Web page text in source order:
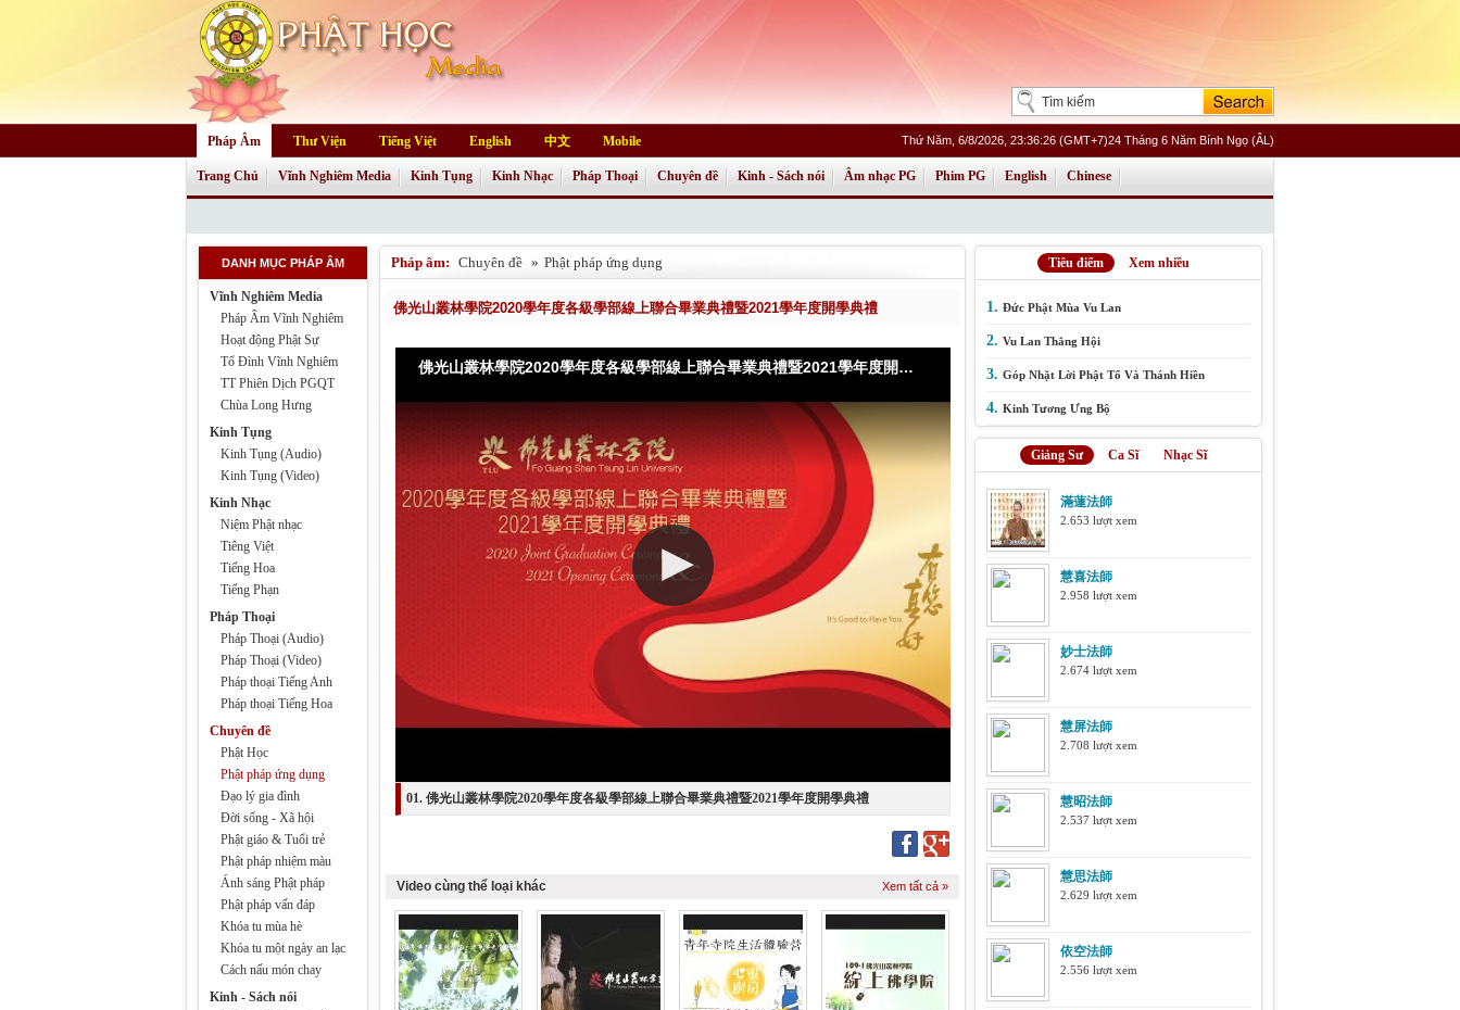
Pháp Âm Thư Viện Tiếng Việt English 中文 Mobile Thứ Năm, 6/8/2026, 23:36:26 (GMT+7)24 Tháng 6 Năm Bính Ngọ (ÂL)
Trang Chủ Vĩnh Nghiêm Media Kinh Tụng Kinh Nhạc Pháp Thoại Chuyên đề Kinh - Sách nói Âm nhạc PG Phim PG English Chinese
DANH MỤC PHÁP ÂM
Vĩnh Nghiêm Media
Pháp Âm Vĩnh Nghiêm
Hoạt động Phật Sự
Tổ Đình Vĩnh Nghiêm
TT Phiên Dịch PGQT
Chùa Long Hưng
Kinh Tụng
Kinh Tụng (Audio)
Kinh Tụng (Video)
Kinh Nhạc
Niệm Phật nhạc
Tiêng Việt
Tiếng Hoa
Tiếng Phạn
Pháp Thoại
Pháp Thoại (Audio)
Pháp Thoại (Video)
Pháp thoại Tiếng Anh
Pháp thoại Tiếng Hoa
Chuyên đề
Phật Học
Phật pháp ứng dụng
Đạo lý gia đình
Đời sống - Xã hội
Phật giáo & Tuổi trẻ
Phật pháp nhiệm màu
Ánh sáng Phật pháp
Phật pháp vấn đáp
Khóa tu mùa hè
Khóa tu một ngày an lạc
Cách nấu món chay
Kinh - Sách nói
Pháp âm: Chuyên đề » Phật pháp ứng dụng
佛光山叢林學院2020學年度各級學部線上聯合畢業典禮暨2021學年度開學典禮
佛光山叢林學院2020學年度各級學部線上聯合畢業典禮暨2021學年度開學典禮
01. 佛光山叢林學院2020學年度各級學部線上聯合畢業典禮暨2021學年度開學典禮
Video cùng thể loại khác Xem tất cả »
Tiêu điểm Xem nhiều
1. Đức Phật Mùa Vu Lan
2. Vu Lan Thắng Hội
3. Góp Nhặt Lời Phật Tổ Và Thánh Hiền
4. Kinh Tương Ưng Bộ
Giảng Sư Ca Sĩ Nhạc Sĩ
滿蓮法師
2.653 lượt xem
慧喜法師
2.958 lượt xem
妙士法師
2.674 lượt xem
慧屏法師
2.708 lượt xem
慧昭法師
2.537 lượt xem
慧思法師
2.629 lượt xem
依空法師
2.556 lượt xem